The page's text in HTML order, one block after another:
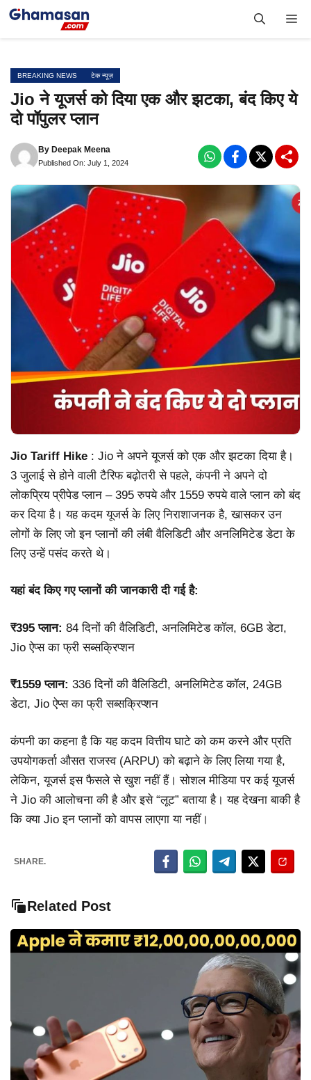
Skip
BREAKING NEWS टेक न्यूज़
Jio ने यूजर्स को दिया एक और झटका, बंद किए ये
दो पॉपुलर प्लान
By Deepak Meena
Published On: July 1, 2024
Jio Tariff Hike : Jio ने अपने यूजर्स को एक और झटका दिया है।
3 जुलाई से होने वाली टैरिफ बढ़ोतरी से पहले, कंपनी ने अपने दो
लोकप्रिय प्रीपेड प्लान – 395 रुपये और 1559 रुपये वाले प्लान को बंद
कर दिया है। यह कदम यूजर्स के लिए निराशाजनक है, खासकर उन
लोगों के लिए जो इन प्लानों की लंबी वैलिडिटी और अनलिमिटेड डेटा के
लिए उन्हें पसंद करते थे।
यहां बंद किए गए प्लानों की जानकारी दी गई है:
₹395 प्लान: 84 दिनों की वैलिडिटी, अनलिमिटेड कॉल, 6GB डेटा,
Jio ऐप्स का फ्री सब्सक्रिप्शन
₹1559 प्लान: 336 दिनों की वैलिडिटी, अनलिमिटेड कॉल, 24GB
डेटा, Jio ऐप्स का फ्री सब्सक्रिप्शन
कंपनी का कहना है कि यह कदम वित्तीय घाटे को कम करने और प्रति
उपयोगकर्ता औसत राजस्व (ARPU) को बढ़ाने के लिए लिया गया है,
लेकिन, यूजर्स इस फैसले से खुश नहीं हैं। सोशल मीडिया पर कई यूजर्स
ने Jio की आलोचना की है और इसे “लूट” बताया है। यह देखना बाकी है
कि क्या Jio इन प्लानों को वापस लाएगा या नहीं।
SHARE.
Related Post